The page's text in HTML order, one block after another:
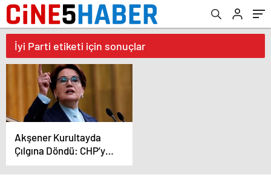
İyi Parti etiketi için sonuçlar
Akşener Kurultayda
Çılgına Döndü: CHP’yi
Topa Tuttu..